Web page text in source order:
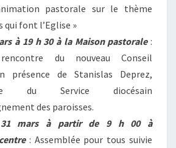
pastorale sur le thème
qui font l’Eglise »
à 19 h 30 à la Maison pastorale :
du nouveau Conseil
présence de Stanislas Deprez,
du Service diocésain
des paroisses.
31 mars à partir de 9 h 00 à
: Assemblée pour tous suivie